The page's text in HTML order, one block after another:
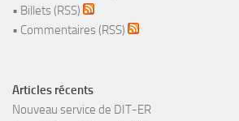
• Billets (RSS)
• Commentaires (RSS)
Articles récents
Nouveau service de DIT-ER